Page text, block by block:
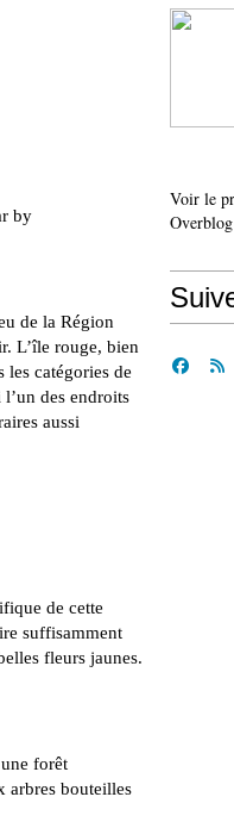
by
de la Région
L’île rouge, bien
les catégories de
des endroits
aussi
de cette
suffisamment
fleurs jaunes.
forêt
arbres bouteilles
Voir le
Overblog